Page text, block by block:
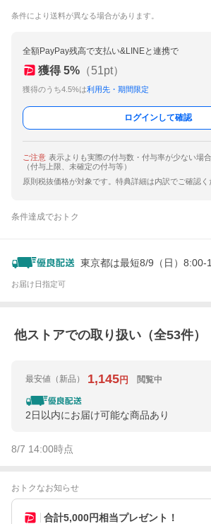
条件により送料が異なる場合があります。
全額PayPay残高で支払い&LINEと連携で
獲得 5% （51pt）
獲得のうち4.5%は利用先・期間限定
ログインして確認
ご注意 表示よりも実際の付与数・付与率が少ない場
（付与上限、未確定の付与等）
原則税抜価格が対象です。特典詳細は内訳でご確認く
条件達成でおトク
東京都は最短8/9（日）8:00-
お届け日指定可
他ストアでの取り扱い（全53件）
最安値 （新品） 1,145円 閲覧中
2日以内にお届け可能な商品あり
8/7 14:00時点
おトクなお知らせ
合計5,000円相当プレゼント！